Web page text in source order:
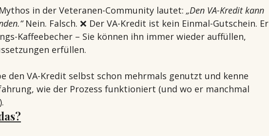
in der Veteranen-Community lautet: „Den VA-Kredit kann
Nein. Falsch. ❌ Der VA-Kredit ist kein Einmal-Gutschein. Er
Kaffeebecher – Sie können ihn immer wieder auffüllen,
erfüllen.
den VA-Kredit selbst schon mehrmals genutzt und kenne
wie der Prozess funktioniert (und wo er manchmal